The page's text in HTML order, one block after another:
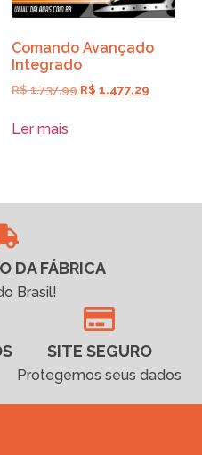
Comando Avançado
Integrado
R$1.737,99 R$ 1.477,29
Ler mais
DA FÁBRICA
Brasil!
SITE SEGURO
Protegemos seus dados